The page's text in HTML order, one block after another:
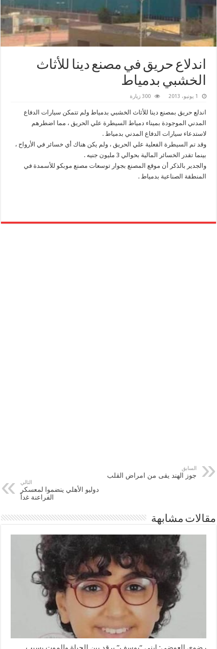
اندلاع حريق في مصنع دينا للأثاث
الخشبي بدمياط
1 يونيو، 2013 300 زيارة
اندلع حريق بمصنع دينا للأثاث الخشبي بدمياط ولم تتمكن سيارات الدفاع
المدني الموجودة بميناء دمياط السيطرة علي الحريق ، مما اضطرهم
لاستدعاء سيارات الدفاع المدني بدمياط .
وقد تم السيطرة الفعلية علي الحريق ، ولم يكن هناك أي خسائر في الأرواح ،
بينما تقدر الخسائر المالية بحوالي 3 مليون جنيه .
والجدير بالذكر أن موقع المصنع بجوار توسعات مصنع موبكو للأسمدة في
المنطقة الصناعية بدمياط .
السابق
جوز الهند يقى من امراض القلب
التالي
دوليو الأهلي ينضموا لمعسكر
الفراعنة غداً
مقالات مشابهة